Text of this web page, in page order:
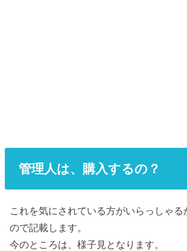
管理人は、購入するの？
これを気にされている方がいらっしゃる
ので記載します。
今のところは、様子見となります。